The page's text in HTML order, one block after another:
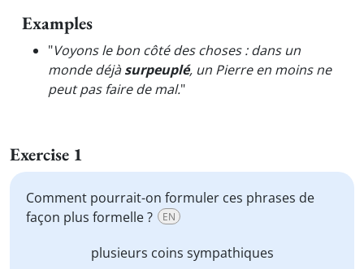
Examples
"Voyons le bon côté des choses : dans un
monde déjàsurpeuplé, un Pierre en moins ne
peut pas faire de mal."
Exercise 1
Comment pourrait-on formuler ces phrases de
façon plus formelle ?
EN
plusieurs coins sympathiques